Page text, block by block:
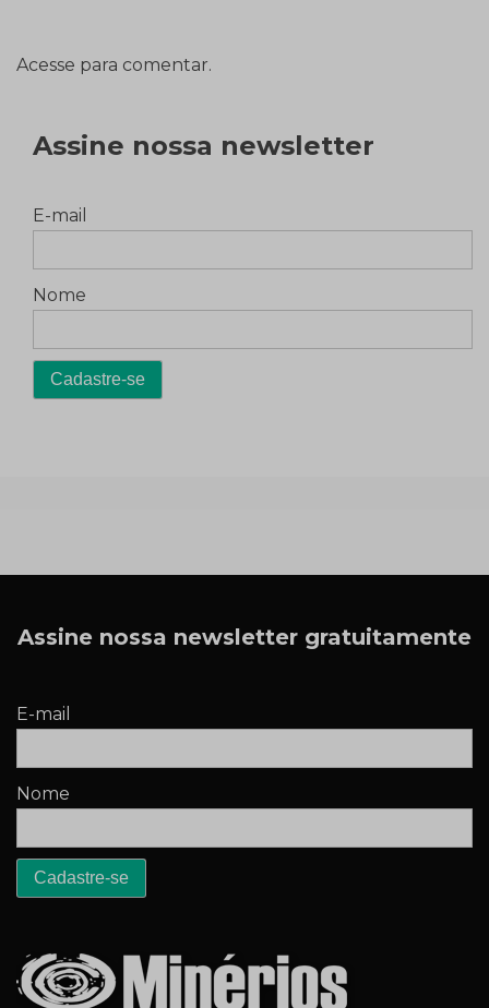
Acesse para comentar.
Assine nossa newsletter
E-mail
Nome
Assine nossa newsletter gratuitamente
E-mail
Nome